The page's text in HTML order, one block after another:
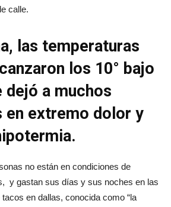
calle.
las temperaturas
los 10° bajo
dejó a muchos
en extremo dolor y
no están en condiciones de
y gastan sus días y sus noches en las
en dallas, conocida como “la